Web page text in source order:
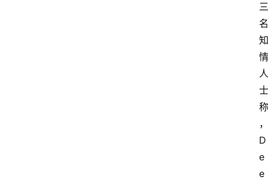
三
名
知
情
人
士
称
，
D
e
e